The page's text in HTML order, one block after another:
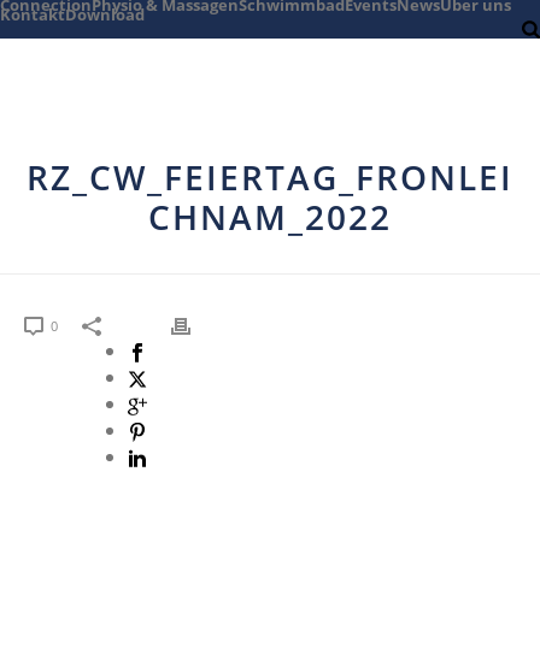
Connection Physio & MassagenSchwimmbad EventsNewsÜber uns
KontaktDownload
RZ_CW_FEIERTAG_FRONLEI
CHNAM_2022
0